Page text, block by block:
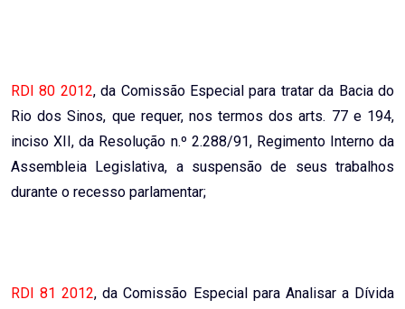
RDI 80 2012, da Comissão Especial para tratar da Bacia do
Rio dos Sinos, que requer, nos termos dos arts. 77 e 194,
inciso XII, da Resolução n.º 2.288/91, Regimento Interno da
Assembleia Legislativa, a suspensão de seus trabalhos
durante o recesso parlamentar;
RDI 81 2012, da Comissão Especial para Analisar a Dívida